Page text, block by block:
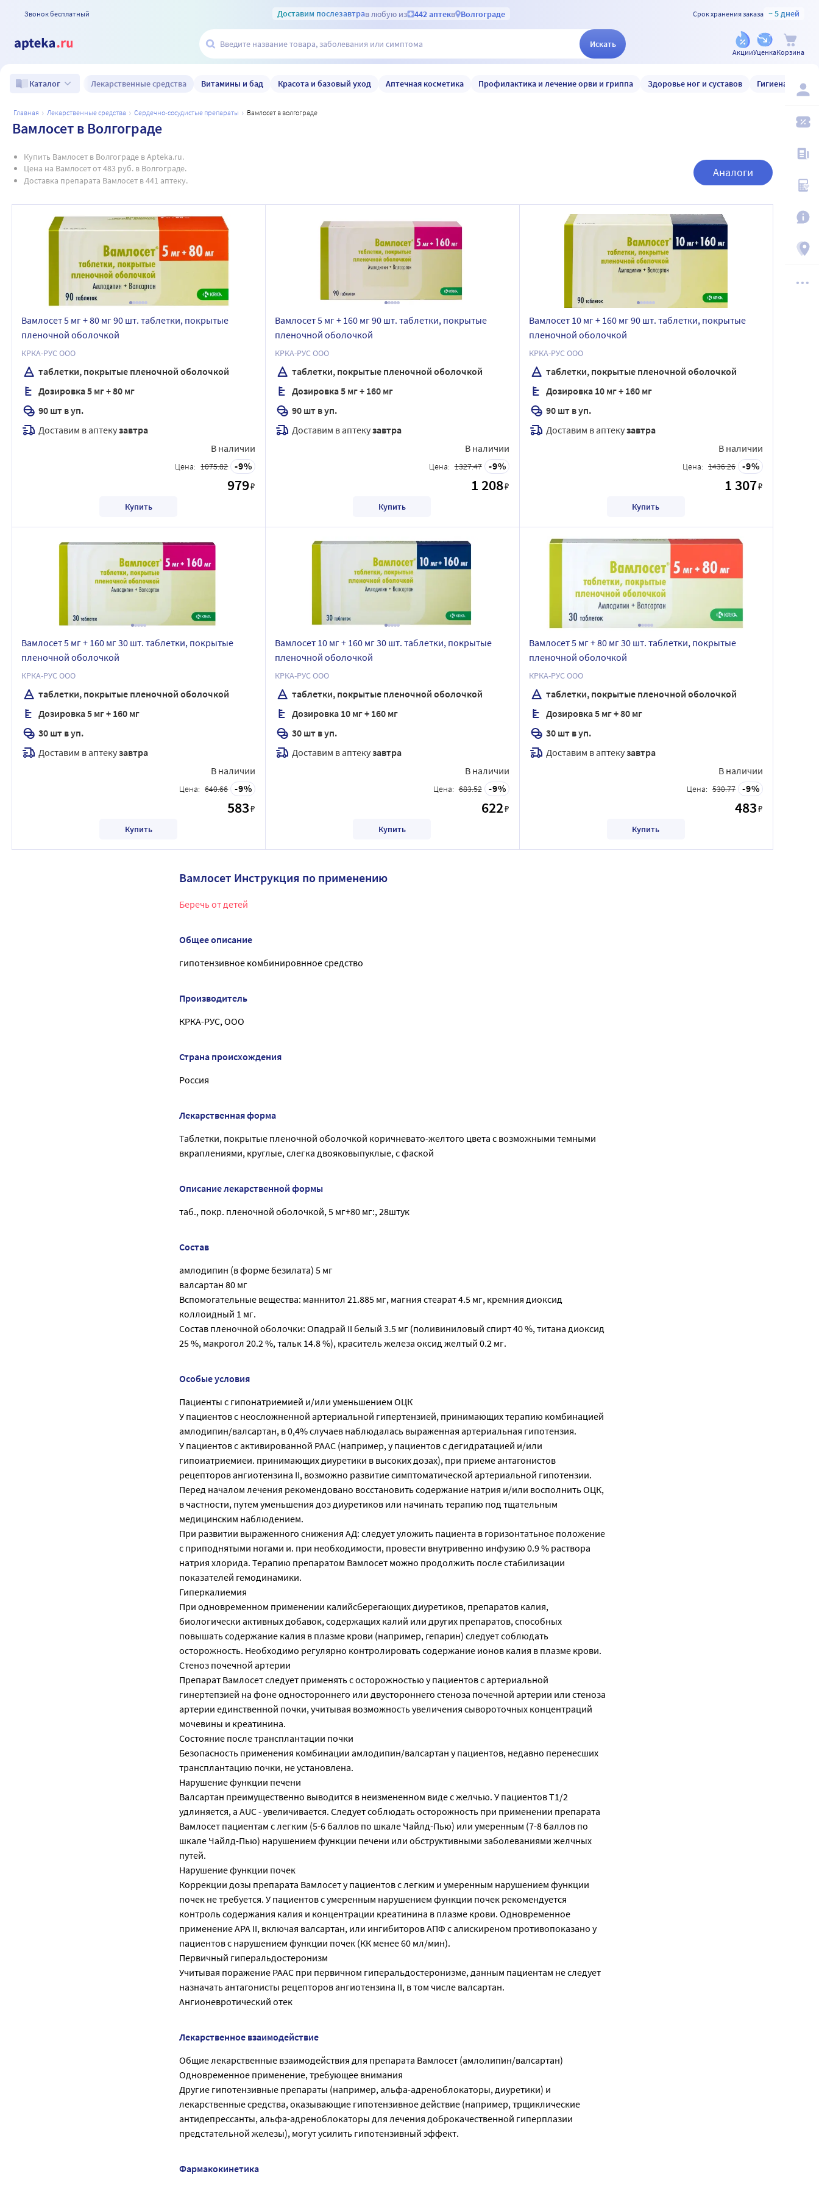
Звонок бесплатный Доставим послезавтрав любую из 442 аптекв Волгограде Срок хранения заказа ~ 5 дней
Искать
АкцииУценкаКорзина
Каталог Лекарственные средства Витамины и бад Красота и базовый уход Аптечная косметика Профилактика и лечение орви и гриппа Здоровье ног и суставов Гигиена и уход
главная лекарственные средства сердечно-сосудистые препараты вамлосет в волгограде
Вамлосет в Волгограде
Купить Вамлосет в Волгограде в Apteka.ru.
Цена на Вамлосет от 483 руб. в Волгограде.
Доставка препарата Вамлосет в 441 аптеку.
Аналоги
Вамлосет 5 мг + 80 мг 90 шт. таблетки, покрытые
пленочной оболочкой
КРКА-РУС ООО
таблетки, покрытые пленочной оболочкой
Дозировка 5 мг + 80 мг
90 шт в уп.
Доставим в аптекузавтра
В наличии
Цена: 1075.82 9
979₽
Купить
Вамлосет 5 мг + 160 мг 90 шт. таблетки, покрытые
пленочной оболочкой
КРКА-РУС ООО
таблетки, покрытые пленочной оболочкой
Дозировка 5 мг + 160 мг
90 шт в уп.
Доставим в аптекузавтра
В наличии
Цена: 1327.47 9
1 208₽
Купить
Вамлосет 10 мг + 160 мг 90 шт. таблетки, покрытые
пленочной оболочкой
КРКА-РУС ООО
таблетки, покрытые пленочной оболочкой
Дозировка 10 мг + 160 мг
90 шт в уп.
Доставим в аптекузавтра
В наличии
Цена: 1436.26 9
1 307₽
Купить
Вамлосет 5 мг + 160 мг 30 шт. таблетки, покрытые
пленочной оболочкой
КРКА-РУС ООО
таблетки, покрытые пленочной оболочкой
Дозировка 5 мг + 160 мг
30 шт в уп.
Доставим в аптекузавтра
В наличии
Цена: 640.66 9
583₽
Купить
Вамлосет 10 мг + 160 мг 30 шт. таблетки, покрытые
пленочной оболочкой
КРКА-РУС ООО
таблетки, покрытые пленочной оболочкой
Дозировка 10 мг + 160 мг
30 шт в уп.
Доставим в аптекузавтра
В наличии
Цена: 683.52 9
622₽
Купить
Вамлосет 5 мг + 80 мг 30 шт. таблетки, покрытые
пленочной оболочкой
КРКА-РУС ООО
таблетки, покрытые пленочной оболочкой
Дозировка 5 мг + 80 мг
30 шт в уп.
Доставим в аптекузавтра
В наличии
Цена: 530.77 9
483₽
Купить
Вамлосет Инструкция по применению
Беречь от детей
Общее описание
гипотензивное комбинировнное средство
Производитель
КРКА-РУС, ООО
Страна происхождения
Россия
Лекарственная форма
Таблетки, покрытые пленочной оболочкой коричневато-желтого цвета с возможными темными
вкраплениями, круглые, слегка двояковыпуклые, с фаской
Описание лекарственной формы
таб., покр. пленочной оболочкой, 5 мг+80 мг:, 28штук
Состав
амлодипин (в форме безилата) 5 мг
валсартан 80 мг
Вспомогательные вещества: маннитол 21.885 мг, магния стеарат 4.5 мг, кремния диоксид
коллоидный 1 мг.
Состав пленочной оболочки: Опадрай II белый 3.5 мг (поливиниловый спирт 40 %, титана диоксид
25 %, макрогол 20.2 %, тальк 14.8 %), краситель железа оксид желтый 0.2 мг.
Особые условия
Пациенты с гипонатриемией и/или уменьшением ОЦК
У пациентов с неосложненной артериальной гипертензией, принимающих терапию комбинацией
амлодипин/валсартан, в 0,4% случаев наблюдалась выраженная артериальная гипотензия.
У пациентов с активированной РААС (например, у пациентов с дегидратацией и/или
гипоиатриемиеи. принимающих диуретики в высоких дозах), при приеме антагонистов
рецепторов ангиотензина II, возможно развитие симптоматической артериальной гипотензии.
Перед началом лечения рекомендовано восстановить содержание натрия и/или восполнить ОЦК,
в частности, путем уменьшения доз диуретиков или начинать терапию под тщательным
медицинским наблюдением.
При развитии выраженного снижения АД: следует уложить пациента в горизонтатьное положение
с приподнятыми ногами и. при необходимости, провести внутривенно инфузию 0.9 % раствора
натрия хлорида. Терапию препаратом Вамлосет можно продолжить после стабилизации
показателей гемодинамики.
Гиперкалиемия
При одновременном применении калийсберегающих диуретиков, препаратов калия,
биологически активных добавок, содержащих калий или других препаратов, способных
повышать содержание калия в плазме крови (например, гепарин) следует соблюдать
осторожность. Необходимо регулярно контролировать содержание ионов калия в плазме крови.
Стеноз почечной артерии
Препарат Вамлосет следует применять с осторожностью у пациентов с артериальной
гинертепзией на фоне одностороннего или двустороннего стеноза почечной артерии или стеноза
артерии единственной почки, учитывая возможность увеличения сывороточных концентраций
мочевины и креатинина.
Состояние после трансплантации почки
Безопасность применения комбинации амлодипин/валсартан у пациентов, недавно перенесших
трансплантацию почки, не установлена.
Нарушение функции печени
Валсартан преимущественно выводится в неизмененном виде с желчью. У пациентов T1/2
удлиняется, a AUC - увеличивается. Следует соблюдать осторожность при применении препарата
Вамлосет пациентам с легким (5-6 баллов по шкале Чайлд-Пью) или умеренным (7-8 баллов по
шкале Чайлд-Пью) нарушением функции печени или обструктивными заболеваниями желчных
путей.
Нарушение функции почек
Коррекции дозы препарата Вамлосет у пациентов с легким и умеренным нарушением функции
почек не требуется. У пациентов с умеренным нарушением функции почек рекомендуется
контроль содержания калия и концентрации креатинина в плазме крови. Одновременное
применение АРА II, включая валсартан, или ингибиторов АПФ с алискиреном противопоказано у
пациентов с нарушением функции почек (КК менее 60 мл/мин).
Первичный гиперальдостеронизм
Учитывая поражение РААС при первичном гиперальдостеронизме, данным пациентам не следует
назначать антагонисты рецепторов ангиотензина II, в том числе валсартан.
Ангионевротический отек
Лекарственное взаимодействие
Общие лекарственные взаимодействия для препарата Вамлосет (амлолипин/валсартан)
Одновременное применение, требующее внимания
Другие гипотензивные препараты (например, альфа-адреноблокаторы, диуретики) и
лекарственные средства, оказывающие гипотензивное действие (например, трщиклические
антидепрессанты, альфа-адреноблокаторы для лечения доброкачественной гиперплазии
предстательной железы), могут усилить гипотензивный эффект.
Фармакокинетика